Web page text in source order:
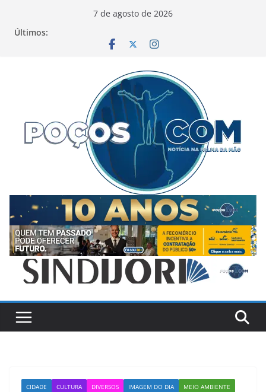
7 de agosto de 2026
Últimos:
CIDADE CULTURA DIVERSOS IMAGEM DO DIA
MEIO AMBIENTE